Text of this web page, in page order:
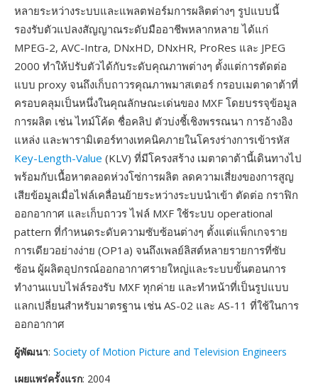
หลายระหว่างระบบและแพลตฟอร์มการผลิตต่างๆ รูปแบบนี้
รองรับตัวแปลงสัญญาณระดับมืออาชีพหลากหลาย ได้แก่
MPEG-2, AVC-Intra, DNxHD, DNxHR, ProRes และ JPEG
2000 ทำให้ปรับตัวได้กับระดับคุณภาพต่างๆ ตั้งแต่การตัดต่อ
แบบ proxy จนถึงเก็บถาวรคุณภาพมาสเตอร์ กรอบเมตาดาต้าที่
ครอบคลุมเป็นหนึ่งในคุณลักษณะเด่นของ MXF โดยบรรจุข้อมูล
การผลิต เช่น ไทม์โค้ด ชื่อคลิป ตัวบ่งชี้เชิงพรรณนา การอ้างอิง
แหล่ง และพารามิเตอร์ทางเทคนิคภายในโครงร่างการเข้ารหัส
Key-Length-Value (KLV) ที่มีโครงสร้าง เมตาดาต้านี้เดินทางไป
พร้อมกับเนื้อหาตลอดห่วงโซ่การผลิต ลดความเสี่ยงของการสูญ
เสียข้อมูลเมื่อไฟล์เคลื่อนย้ายระหว่างระบบนำเข้า ตัดต่อ กราฟิก
ออกอากาศ และเก็บถาวร ไฟล์ MXF ใช้ระบบ operational
pattern ที่กำหนดระดับความซับซ้อนต่างๆ ตั้งแต่แพ็กเกจราย
การเดียวอย่างง่าย (OP1a) จนถึงเพลย์ลิสต์หลายรายการที่ซับ
ซ้อน ผู้ผลิตอุปกรณ์ออกอากาศรายใหญ่และระบบขั้นตอนการ
ทำงานแบบไฟล์รองรับ MXF ทุกค่าย และทำหน้าที่เป็นรูปแบบ
แลกเปลี่ยนสำหรับมาตรฐาน เช่น AS-02 และ AS-11 ที่ใช้ในการ
ออกอากาศ
ผู้พัฒนา: Society of Motion Picture and Television Engineers
เผยแพร่ครั้งแรก: 2004